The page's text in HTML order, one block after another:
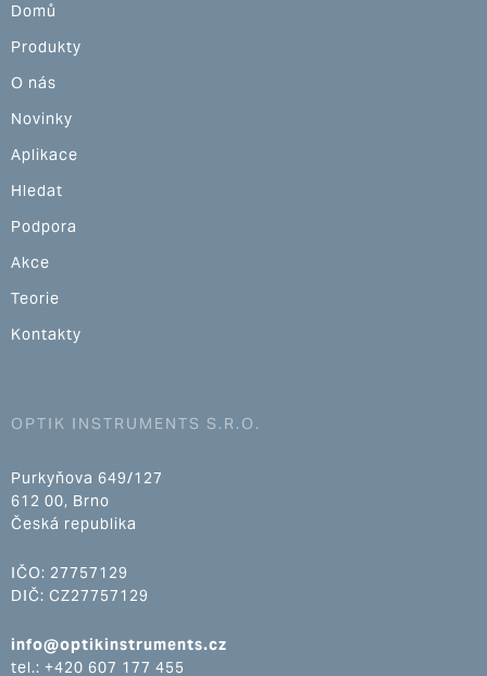
Domů
Produkty
O nás
Novinky
Aplikace
Hledat
Podpora
Akce
Teorie
Kontakty
OPTIK INSTRUMENTS S.R.O.
Purkyňova 649/127
612 00, Brno
Česká republika
IČO: 27757129
DIČ: CZ27757129
info@optikinstruments.cz
tel.: +420 607 177 455